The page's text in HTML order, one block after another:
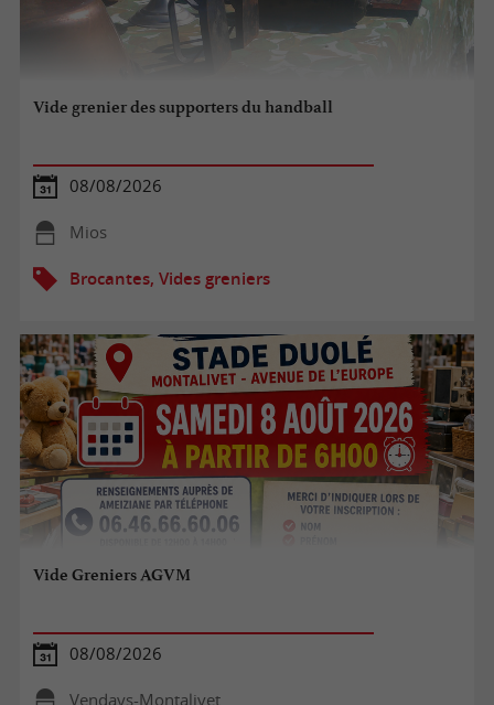
Vide grenier des supporters du handball
08/08/2026
Mios
Brocantes, Vides greniers
Vide Greniers AGVM
08/08/2026
Vendays-Montalivet